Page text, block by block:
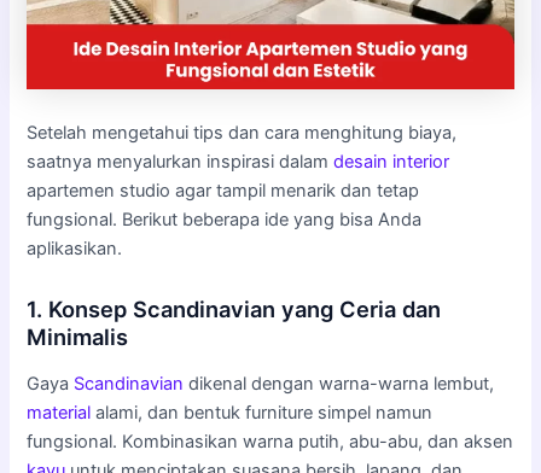
Setelah mengetahui tips dan cara menghitung biaya,
saatnya menyalurkan inspirasi dalamdesain interior
apartemen studio agar tampil menarik dan tetap
fungsional. Berikut beberapa ide yang bisa Anda
aplikasikan.
1. Konsep Scandinavian yang Ceria dan
Minimalis
Gaya Scandinavian dikenal dengan warna-warna lembut,
material alami, dan bentuk furniture simpel namun
fungsional. Kombinasikan warna putih, abu-abu, dan aksen